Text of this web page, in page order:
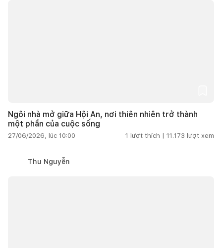
Ngôi nhà mở giữa Hội An, nơi thiên nhiên trở thành
một phần của cuộc sống
27/06/2026, lúc 10:00 1 lượt thích | 11.173 lượt xem
Thu Nguyễn